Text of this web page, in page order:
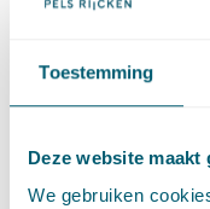
Toestemming
Deze website
We gebruiken